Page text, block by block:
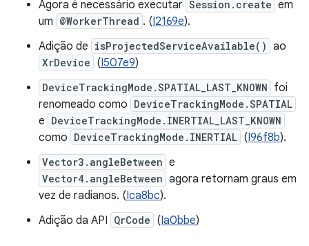
Agora é necessário executar Session.create em
um @WorkerThread . (I2169e).
Adição de isProjectedServiceAvailable() ao
XrDevice (I507e9)
DeviceTrackingMode.SPATIAL_LAST_KNOWN foi
renomeado como DeviceTrackingMode.SPATIAL
e DeviceTrackingMode.INERTIAL_LAST_KNOWN
como DeviceTrackingMode.INERTIAL (I96f8b).
Vector3.angleBetween e
Vector4.angleBetween agora retornam graus em
vez de radianos. (Ica8bc).
Adição da API QrCode (Ia0bbe)